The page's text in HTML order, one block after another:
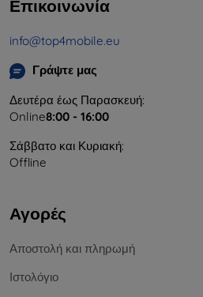
Επικοινωνία
info@top4mobile.eu
Γράψτε μας
Δευτέρα έως Παρασκευή:
Online8:00 - 16:00
Σάββατο και Κυριακή:
Offline
Αγορές
Αποστολή και πληρωμή
Ιστολόγιο